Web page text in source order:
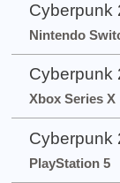
Cyberpunk
Nintendo
Cyberpunk
Xbox Series X
Cyberpunk
PlayStation 5